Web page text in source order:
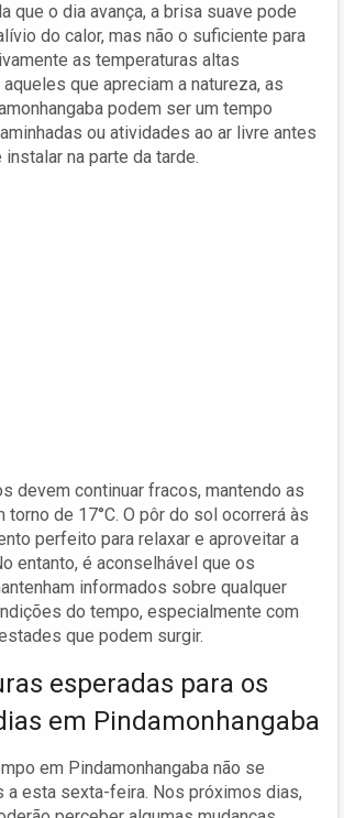
que o dia avança, a brisa suave pode
do calor, mas não o suficiente para
as temperaturas altas
que apreciam a natureza, as
podem ser um tempo
ou atividades ao ar livre antes
na parte da tarde.
devem continuar fracos, mantendo as
torno de 17°C. O pôr do sol ocorrerá às
perfeito para relaxar e aproveitar a
entanto, é aconselhável que os
informados sobre qualquer
do tempo, especialmente com
que podem surgir.
esperadas para os
em Pindamonhangaba
em Pindamonhangaba não se
a esta sexta-feira. Nos próximos dias,